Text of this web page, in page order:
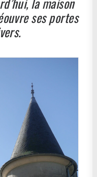
ses portes